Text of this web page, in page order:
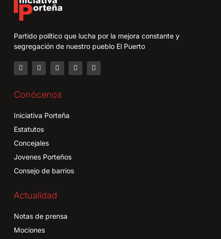
Partido político que lucha por la mejora constante y
segregación de nuestro pueblo El Puerto
Conócenos
Iniciativa Porteña
Estatutos
Concejales
Jovenes Porteños
Consejo de barrios
Actualidad
Notas de prensa
Mociones